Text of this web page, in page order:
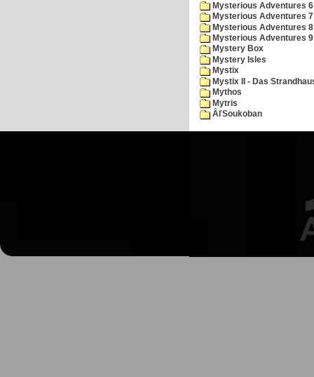
Mysterious Adventures
Mysterious Adventures
Mysterious Adventures
Mysterious Adventures
Mystery Box
Mystery Isles
Mystix
Mystix II - Das
Mythos
Mytris
ÂľSoukoban